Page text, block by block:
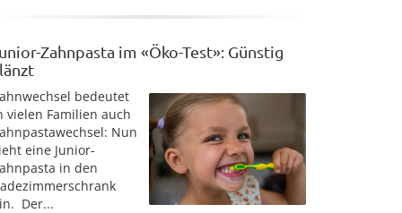
Zahnpasta im «Öko-Test»: Günstig
bedeutet
vielen Familien auch
Nun
eine Junior-
in den
Der...